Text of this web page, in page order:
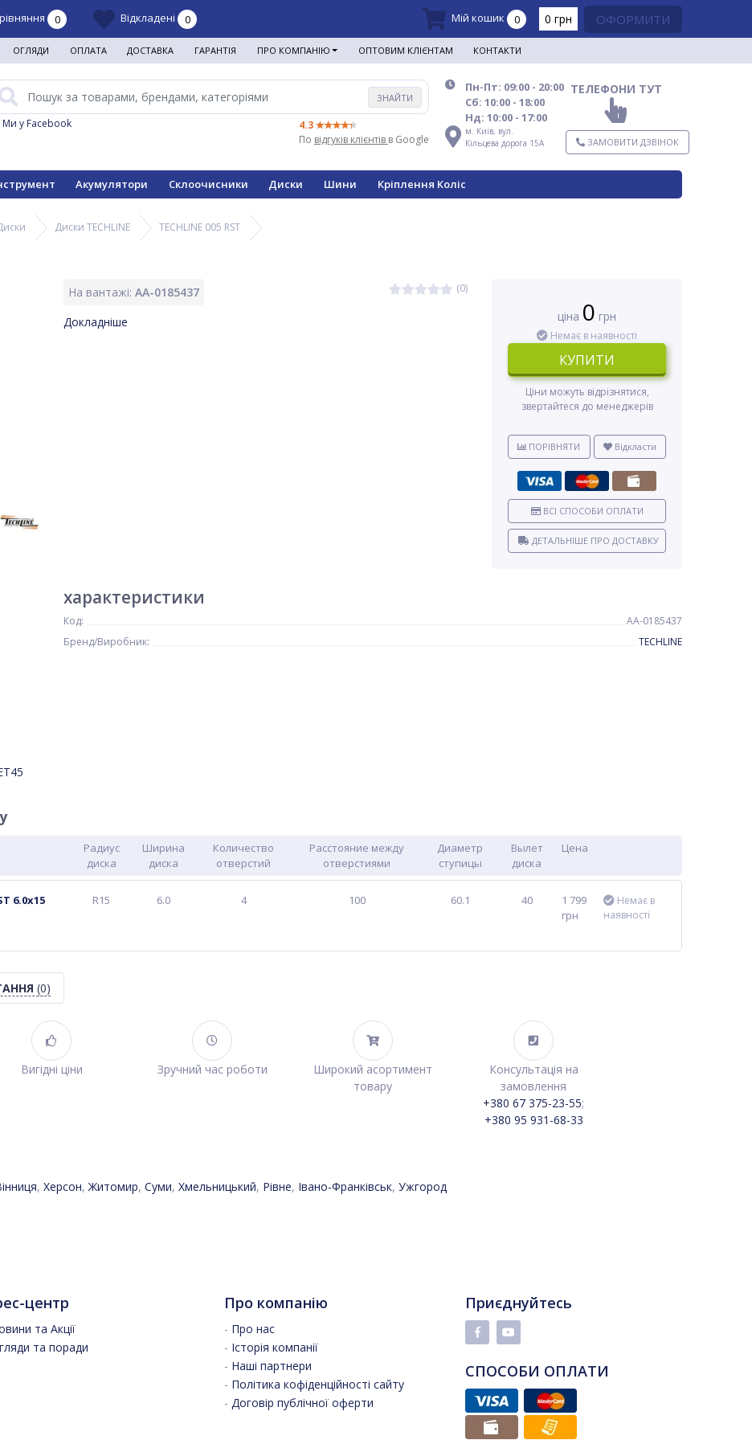
0 Відкладені 0 Мій кошик 0 0 грн ОФОРМИТИ
ОГЛЯДИ ОПЛАТА ДОСТАВКА ГАРАНТІЯ ПРО КОМПАНІЮ ОПТОВИМ КЛІЄНТАМ КОНТАКТИ
ЗНАЙТИ
4.3
По відгуків клієнтів в Google
Ми у Facebook
Пн-Пт: 09:00 - 20:00
Сб: 10:00 - 18:00
Нд: 10:00 - 17:00
м. Київ, вул.
Кільцева дорога 15А
ТЕЛЕФОНИ ТУТ
ЗАМОВИТИ ДЗВІНОК
Акумулятори Склоочисники Диски Шини Кріплення Коліс
Диски TECHLINE TECHLINE 005 RST
На вантажі: AA-0185437 (0)
Докладніше ціна 0 грн
Немає в наявності
КУПИТИ
Ціни можуть відрізнятися,
звертайтеся до менеджерів
ПОРІВНЯТИ Відкласти
ВСІ СПОСОБИ ОПЛАТИ
ДЕТАЛЬНІШЕ ПРО ДОСТАВКУ
характеристики
Код:
AA-0185437
Бренд/Виробник:
TECHLINE
Радиус
диска
Ширина
диска
Количество
отверстий
Расстояние между
отверстиями
Диаметр
ступицы
Вылет
диска
Цена
6.0х15
R15 6.0 4 100 60.1 40
1 799
грн
Немає в
наявності
(0)
Вигідні ціни Зручний час роботи
Широкий асортимент
товару
Консультація на
замовлення
+380 67 375-23-55;
+380 95 931-68-33
, Херсон,Житомир, Суми, Хмельницький, Рівне, Івано-Франківськ, Ужгород
центр
та Акції
та поради
Про компанію
- Про нас
- Історія компанії
- Наші партнери
- Політика кофіденційності сайту
- Договір публічної оферти
Приєднуйтесь
СПОСОБИ ОПЛАТИ